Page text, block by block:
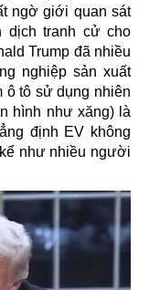
ngờ giới quan sát
dịch tranh cửcho
Trump đã nhiều
nghiệp sản xuất
ô tô sử dụng nhiên
hình như xăng)là
định EV không
như nhiều người